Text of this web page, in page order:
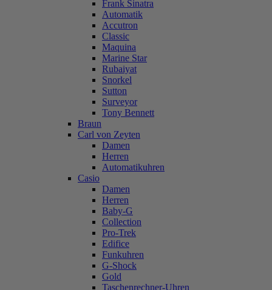
Frank Sinatra
Automatik
Accutron
Classic
Maquina
Marine Star
Rubaiyat
Snorkel
Sutton
Surveyor
Tony Bennett
Braun
Carl von Zeyten
Damen
Herren
Automatikuhren
Casio
Damen
Herren
Baby-G
Collection
Pro-Trek
Edifice
Funkuhren
G-Shock
Gold
Taschenrechner-Uhren